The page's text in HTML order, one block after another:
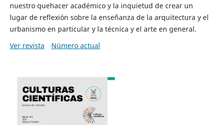
nuestro quehacer académico y la inquietud de crear un
lugar de reflexión sobre la enseñanza de la arquitectura y el
urbanismo en particular y la técnica y el arte en general.
Ver revista
Número actual